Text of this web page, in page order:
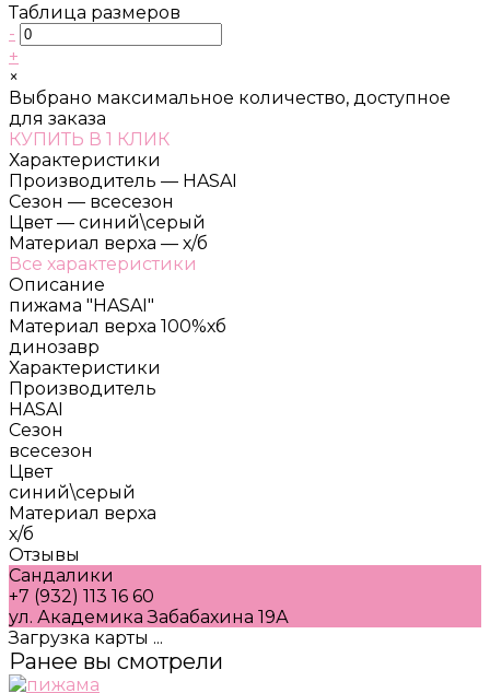
Таблица размеров
-
+
×
Выбрано максимальное количество, доступное
для заказа
КУПИТЬ В 1 КЛИК
Характеристики
Производитель — HASAI
Сезон — всесезон
Цвет — синий\серый
Материал верха — х/б
Все характеристики
Описание
пижама "HASAI"
Материал верха 100%хб
динозавр
Характеристики
Производитель
HASAI
Сезон
всесезон
Цвет
синий\серый
Материал верха
х/б
Отзывы
Сандалики
+7 (932) 113 16 60
ул. Академика Забабахина 19А
Загрузка карты ...
Ранее вы смотрели